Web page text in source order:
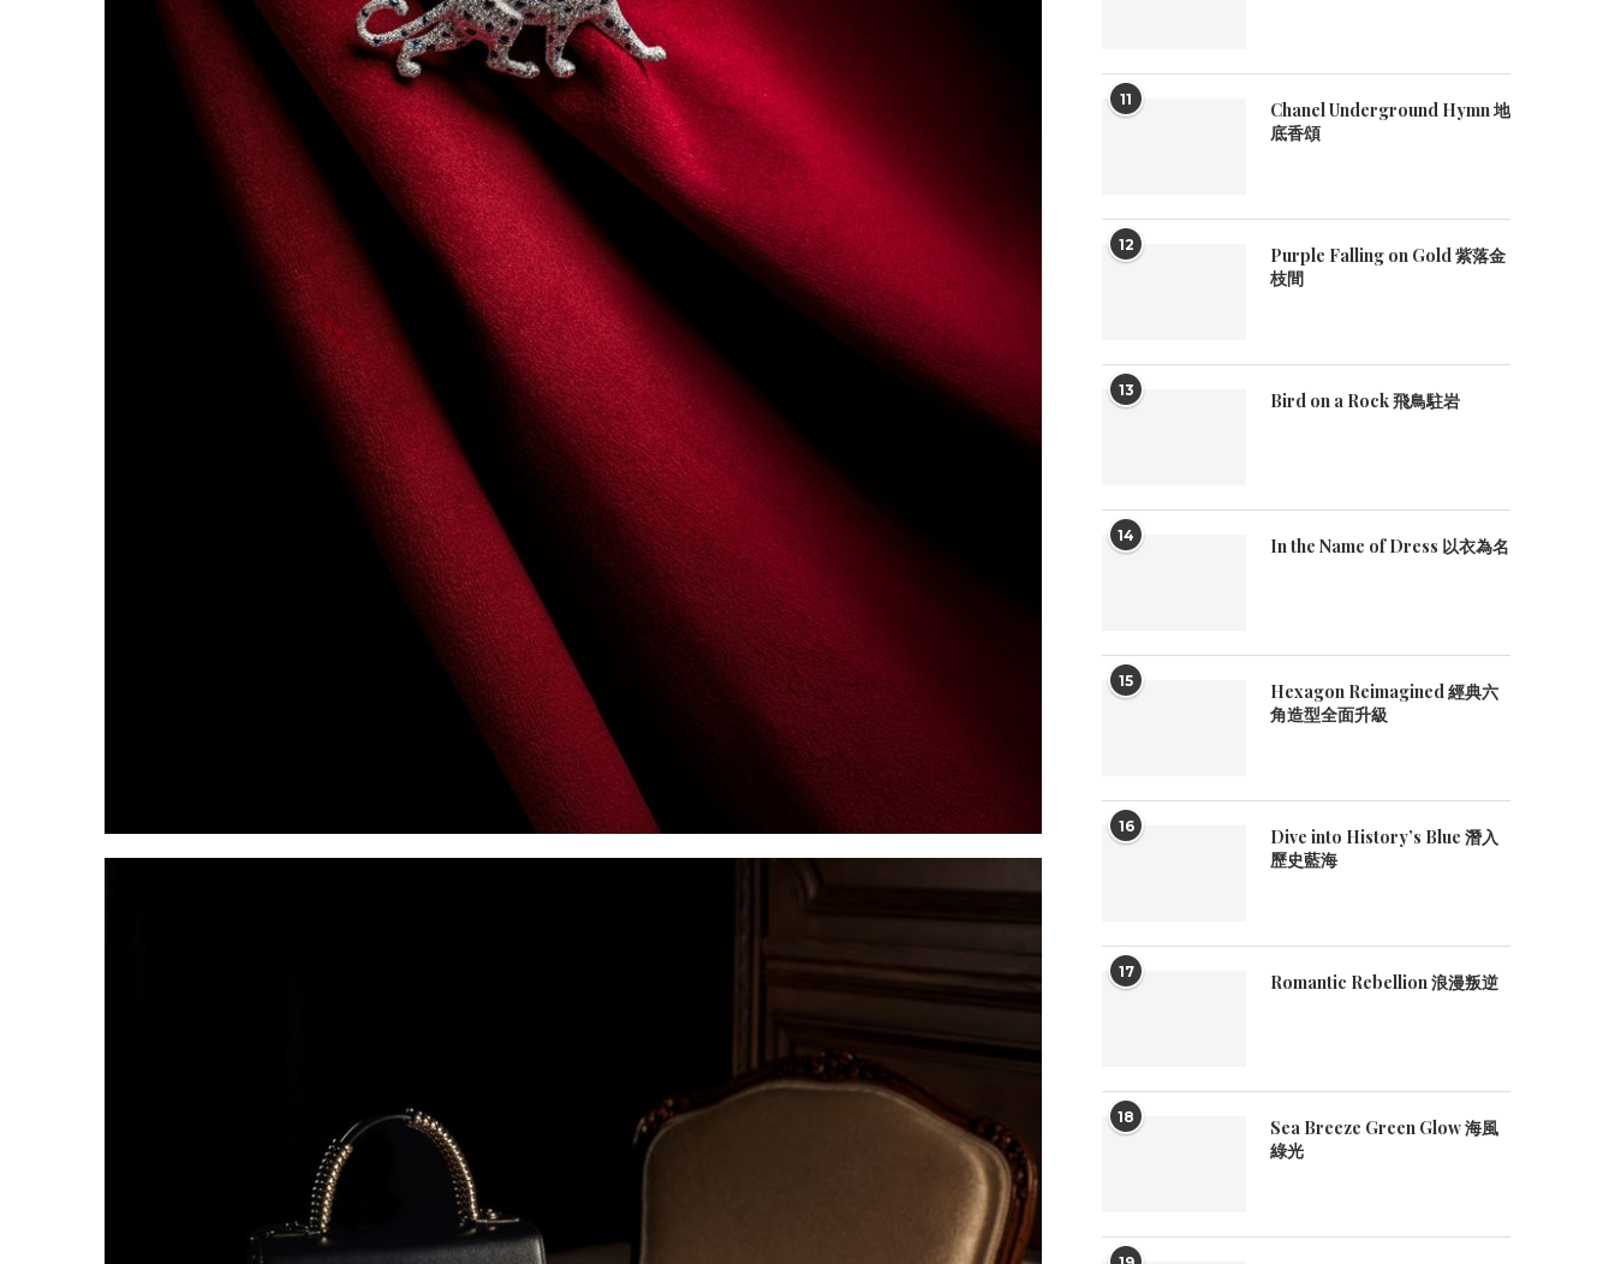
11
Chanel Underground Hymn 地
底香頌
12
Purple Falling on Gold 紫落金
枝間
13 Bird on a Rock 飛鳥駐岩
14 In the Name of Dress 以衣為名
15
Hexagon Reimagined 經典六
角造型全面升級
16
Dive into History’s Blue 潛入
歷史藍海
17 Romantic Rebellion 浪漫叛逆
18
Sea Breeze Green Glow 海風
綠光